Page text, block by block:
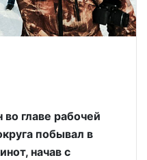
главе рабочей
побывал в
начав с